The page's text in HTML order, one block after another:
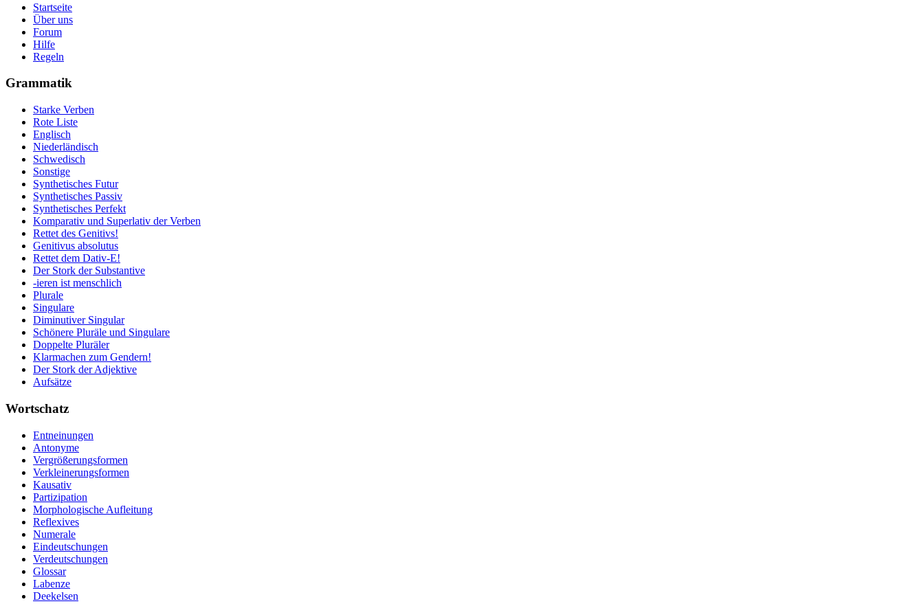
Startseite
Über uns
Forum
Hilfe
Regeln
Grammatik
Starke Verben
Rote Liste
Englisch
Niederländisch
Schwedisch
Sonstige
Synthetisches Futur
Synthetisches Passiv
Synthetisches Perfekt
Komparativ und Superlativ der Verben
Rettet des Genitivs!
Genitivus absolutus
Rettet dem Dativ-E!
Der Stork der Substantive
-ieren ist menschlich
Plurale
Singulare
Diminutiver Singular
Schönere Pluräle und Singulare
Doppelte Pluräler
Klarmachen zum Gendern!
Der Stork der Adjektive
Aufsätze
Wortschatz
Entneinungen
Antonyme
Vergrößerungsformen
Verkleinerungsformen
Kausativ
Partizipation
Morphologische Aufleitung
Reflexives
Numerale
Eindeutschungen
Verdeutschungen
Glossar
Labenze
Deekelsen